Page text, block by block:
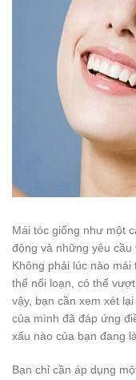
Mái tóc giống như một
động và những yêu cầu
Không phải lúc nào
thể nổi loạn, có thể
vậy, bạn cần xem xét
của mình đã đáp ứng
xấu nào của bạn đang
Bạn chỉ cần áp dụng